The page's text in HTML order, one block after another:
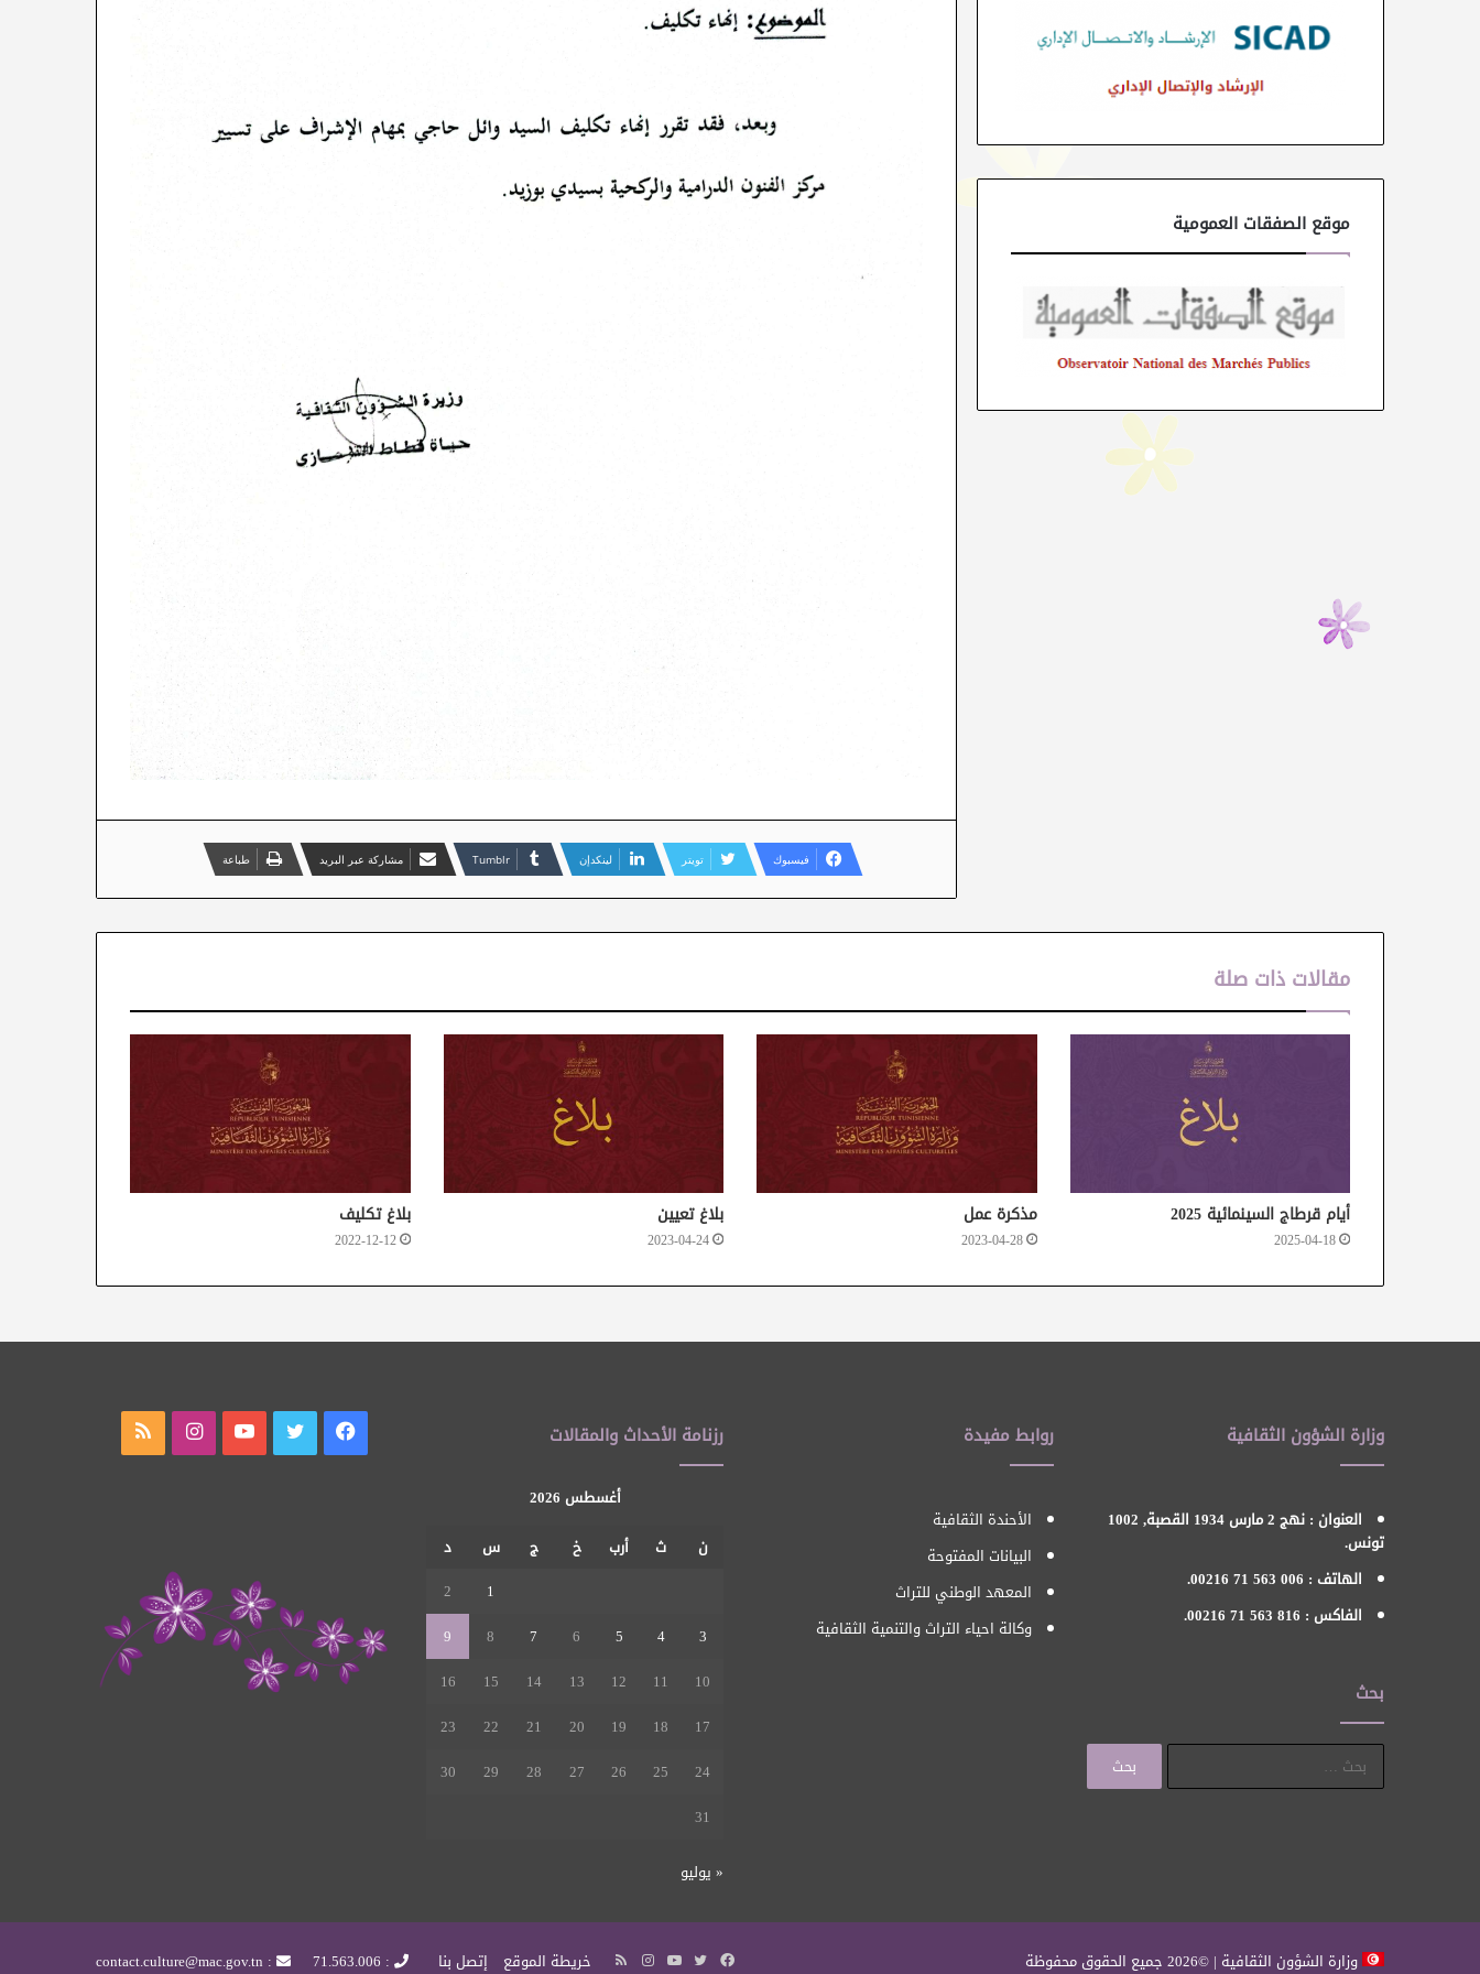
فيسبوك تويتر لينكدإن مشاركة عبر البريد طباعة
موقع الصفقات العمومية
مقالات ذات صلة
أيام قرطاج السينمائية 2025
2025-04-18
مذكرة عمل
2023-04-28
بلاغ تعيين
2023-04-24
بلاغ تكليف
2022-12-12
وزارة الشؤون الثقافية
العنوان : نهج 2 مارس 1934 القصبة, 1002
تونس.
الهاتف : 006 563 71 00216.
الفاكس : 816 563 71 00216.
بحث
روابط مفيدة
الأحندة الثقافية
البيانات المفتوحة
المعهد الوطني للتراث
وكالة احياء التراث والتنمية الثقافية
رزنامة الأحداث والمقالات
أغسطس 2026
ن
ث أرب خ ج س
د
1
2
3
4
5
6
7
8
9
10
11
12
13
14
15
16
17
18
19
20
21
22
23
24
25
26
27
28
29
30
31
« يوليو
فيسبوك تويتر يوتيوب انستقرام
وزارة الشؤون الثقافية | ©2026 جميع الحقوق محفوظة : 71.563.006
: contact.culture@mac.gov.tn خريطة الموقع إتصل بنا فيسبوك
تويتر يوتيوبانستقرام
ملخص